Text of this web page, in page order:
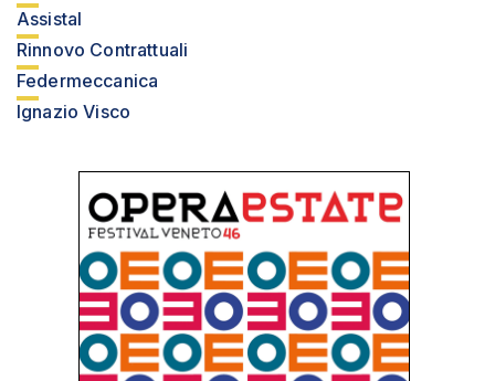
Assistal
Rinnovo Contrattuali
Federmeccanica
Ignazio Visco